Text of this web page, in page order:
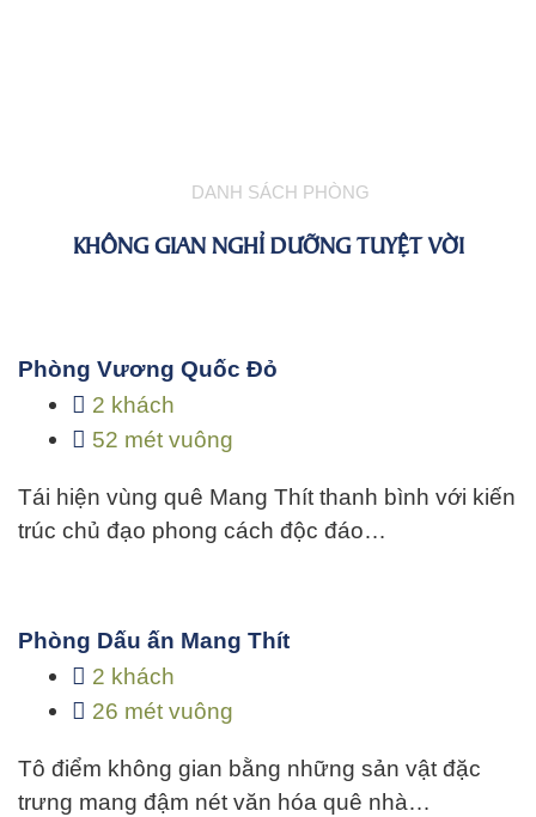
DANH SÁCH PHÒNG
KHÔNG GIAN NGHỈ DƯỠNG TUYỆT VỜI
Phòng Vương Quốc Đỏ
2 khách
52 mét vuông
Tái hiện vùng quê Mang Thít thanh bình với kiến
trúc chủ đạo phong cách độc đáo…
Phòng Dấu ấn Mang Thít
2 khách
26 mét vuông
Tô điểm không gian bằng những sản vật đặc
trưng mang đậm nét văn hóa quê nhà…